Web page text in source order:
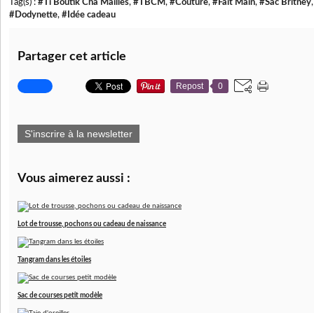
Tag(s) : #Ti Boutik Cha Mailles, #TBCM, #Couture, #Fait Main, #Sac Britney
#Dodynette, #Idée cadeau
Partager cet article
Repost 0
S'inscrire à la newsletter
Vous aimerez aussi :
Lot de trousse, pochons ou cadeau de naissance
Tangram dans les étoiles
Sac de courses petit modèle